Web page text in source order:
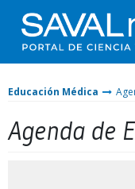
Educación Médica
Agenda de